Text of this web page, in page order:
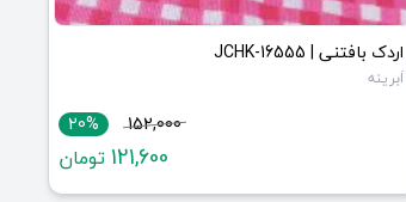
اردک بافتنی | JCHK-16555
اَبرینه
20% 152,000
121,600 تومان